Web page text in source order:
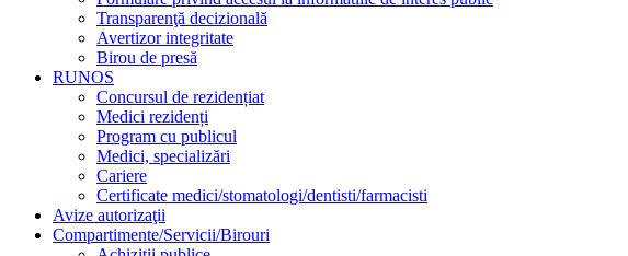
Transparenţă decizională
Avertizor integritate
Birou de presă
RUNOS
Concursul de rezidențiat
Medici rezidenți
Program cu publicul
Medici, specializări
Cariere
Certificate medici/stomatologi/dentisti/farmacisti
Avize autorizaţii
Compartimente/Servicii/Birouri